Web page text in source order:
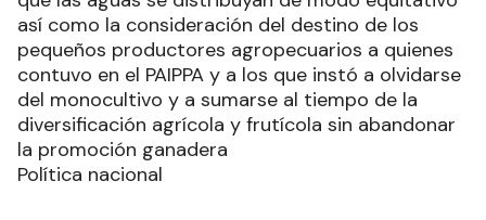
así como la consideración del destino de los
pequeños productores agropecuarios a quienes
contuvo en el PAIPPA y a los que instó a olvidarse
del monocultivo y a sumarse al tiempo de la
diversificación agrícola y frutícola sin abandonar
la promoción ganadera
Política nacional